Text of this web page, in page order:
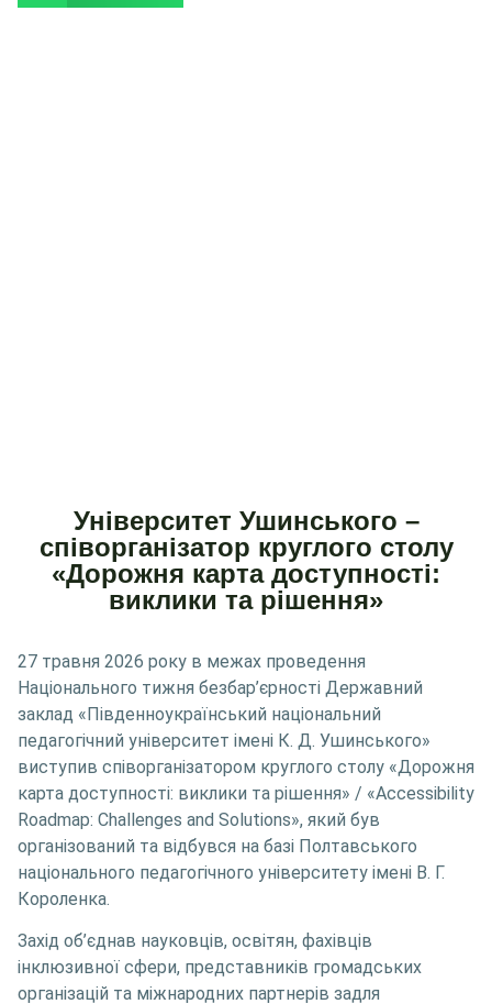
Університет Ушинського –
співорганізатор круглого столу
«Дорожня карта доступності:
виклики та рішення»
27 травня 2026 року в межах проведення
Національного тижня безбар’єрності Державний
заклад «Південноукраїнський національний
педагогічний університет імені К. Д. Ушинського»
виступив співорганізатором круглого столу «Дорожня
карта доступності: виклики та рішення» / «Accessibility
Roadmap: Challenges and Solutions», який був
організований та відбувся на базі Полтавського
національного педагогічного університету імені В. Г.
Короленка.
Захід об’єднав науковців, освітян, фахівців
інклюзивної сфери, представників громадських
організацій та міжнародних партнерів задля